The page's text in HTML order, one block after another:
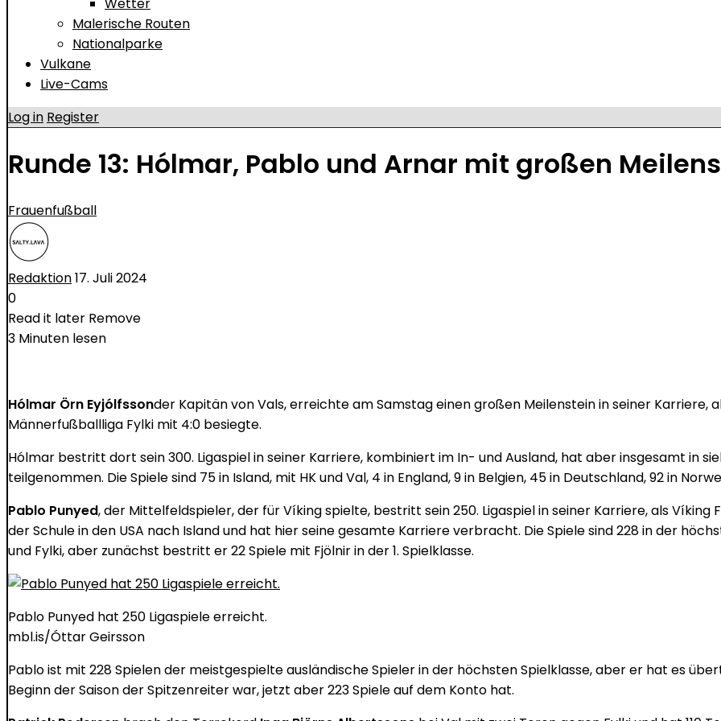
Malerische Routen
Nationalparke
Vulkane
Live-Cams
Log in Register
Runde 13: Hólmar, Pablo und Arnar mit großen
Frauenfußball
Redaktion17. Juli 2024
0
Read it later Remove
3 Minuten lesen
Hólmar Örn Eyjólfssonder Kapitän von Vals, erreichte am Samstag einen großen Meilenstein in seiner Karriere,
Männerfußballliga Fylki mit 4:0 besiegte.
Hólmar bestritt dort sein 300. Ligaspiel in seiner Karriere, kombiniert im In- und Ausland, hat aber insgesamt in
teilgenommen. Die Spiele sind 75 in Island, mit HK und Val, 4 in England, 9 in Belgien, 45 in Deutschland, 92 in
Pablo Punyed, der Mittelfeldspieler, der für Víking spielte, bestritt sein 250. Ligaspiel in seiner Karriere, als Víking
der Schule in den USA nach Island und hat hier seine gesamte Karriere verbracht. Die Spiele sind 228 in der
und Fylki, aber zunächst bestritt er 22 Spiele mit Fjölnir in der 1. Spielklasse.
Pablo Punyed hat 250 Ligaspiele erreicht.
mbl.is/Óttar Geirsson
Pablo ist mit 228 Spielen der meistgespielte ausländische Spieler in der höchsten Spielklasse, aber er hat es
Beginn der Saison der Spitzenreiter war, jetzt aber 223 Spiele auf dem Konto hat.